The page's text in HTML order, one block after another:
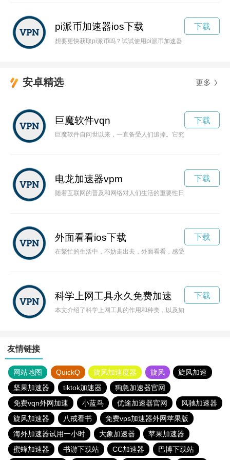
pi派币加速器ios下载
想要更快获取pi派币吗？试试使用pi派币加速器，让你的挖矿更
下载
安卓精选 更多
巨魔软件vqn
巨魔软件自问世以来，一直备受人们追捧。它究竟有何神秘魔力
下载
电龙加速器vpm
随着互联网的普及和网络对人们生活的重要性日益增加，电龙
下载
外面看看ios下载
在繁忙的生活中，不妨走出去，外面看看，感受大自然的魅力
下载
科学上网工具永久免费加速
本文介绍了科学上网工具的作用和种类，以及如何选择科学上
下载
友情链接
网站地图 QuickQ 旋风加速度器 旋风
旋风加速
坚果加速器
tiktok加速器
狗急加速器官网
免费vqn外网加速
小蓝鸟 优途加速器官网
风驰加速器
旋风加速器
八戒看书
免费vps加速器外网苹果版
海外加速器试用一小时
大象加速器
苹果加速器
蜜蜂加速器
书游下载站 CC加速器 巴博下载站